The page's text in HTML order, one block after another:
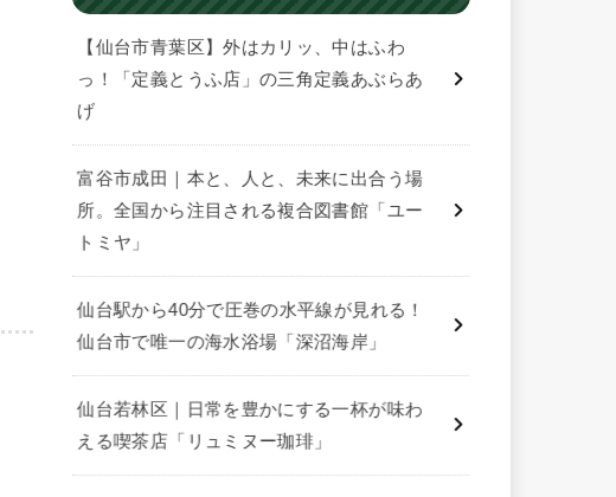
【仙台市青葉区】外はカリッ、中はふわ
っ！「定義とうふ店」の三角定義あぶらあ
げ
富谷市成田｜本と、人と、未来に出合う場
所。全国から注目される複合図書館「ユー
トミヤ」
仙台駅から40分で圧巻の水平線が見れる！
仙台市で唯一の海水浴場「深沼海岸」
仙台若林区｜日常を豊かにする一杯が味わ
える喫茶店「リュミヌー珈琲」